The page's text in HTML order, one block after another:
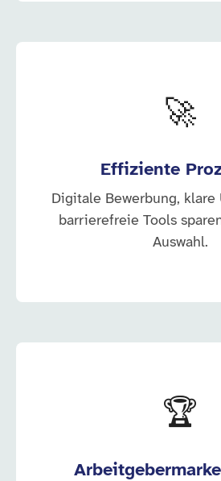
🚀
Effiziente
Digitale Bewerbung, klare
barrierefreie Tools
Auswahl.
🏆